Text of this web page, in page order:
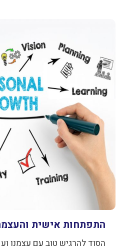
התפתחות אישית
הסוד להרגיש טוב עם עצמנו